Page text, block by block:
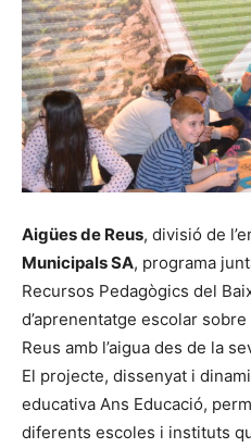
Aigües de Reus, divisió de
Municipals SA, programa
Recursos Pedagògics del
d’aprenentatge escolar
Reus amb l’aigua des de la
El projecte, dissenyat i
educativa Ans Educació,
diferents escoles i instituts